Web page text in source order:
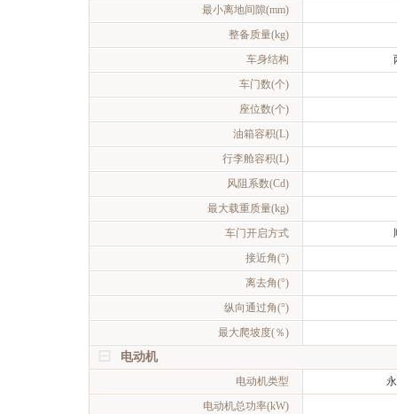
最小离地间隙(mm)
整备质量(kg)
车身结构
车门数(个)
座位数(个)
油箱容积(L)
行李舱容积(L)
风阻系数(Cd)
最大载重质量(kg)
车门开启方式
接近角(°)
离去角(°)
纵向通过角(°)
最大爬坡度(％)
电动机
电动机类型
电动机总功率(kW)